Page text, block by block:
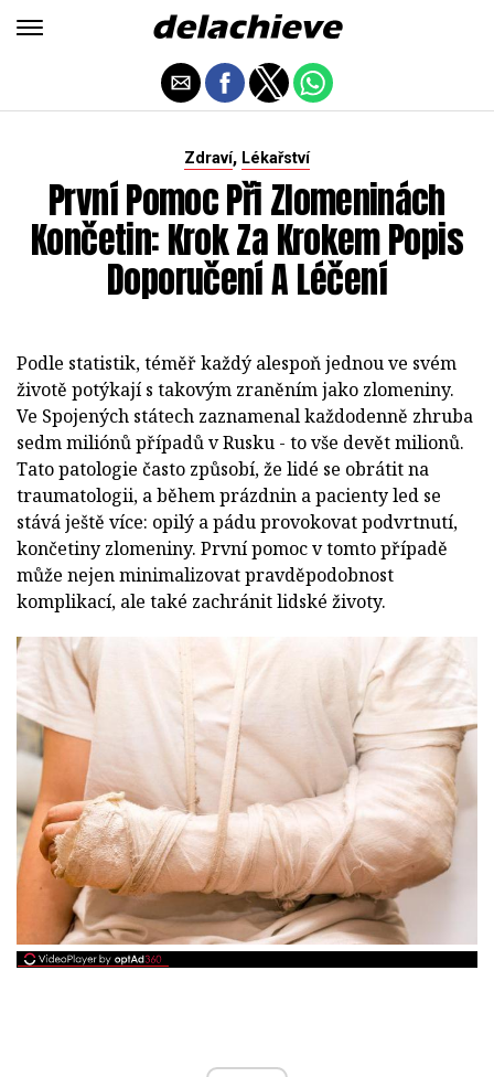
Zdraví, Lékařství
První Pomoc Při Zlomeninách
Končetin: Krok Za Krokem Popis
Doporučení A Léčení
Podle statistik, téměř každý alespoň jednou ve svém
životě potýkají s takovým zraněním jako zlomeniny.
Ve Spojených státech zaznamenal každodenně zhruba
sedm miliónů případů v Rusku - to vše devět milionů.
Tato patologie často způsobí, že lidé se obrátit na
traumatologii, a během prázdnin a pacienty led se
stává ještě více: opilý a pádu provokovat podvrtnutí,
končetiny zlomeniny. První pomoc v tomto případě
může nejen minimalizovat pravděpodobnost
komplikací, ale také zachránit lidské životy.